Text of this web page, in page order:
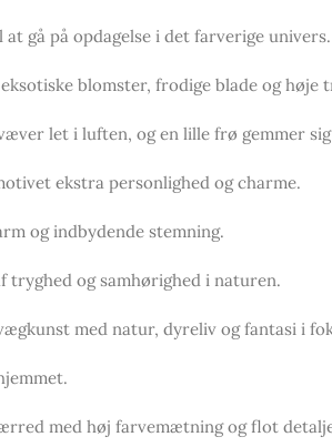
gå på opdagelse i det farverige univers.
blomster, frodige blade og
let i luften, og en lille frø gemmer
ekstra personlighed og charme.
og indbydende stemning.
tryghed og samhørighed i naturen.
med natur, dyreliv og fantasi i
med høj farvemætning og flot